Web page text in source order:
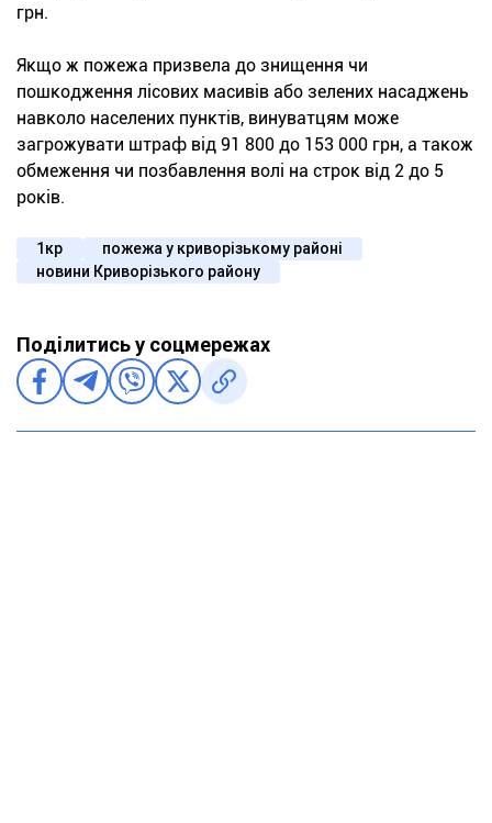
грн.
Якщо ж пожежа призвела до знищення чи
пошкодження лісових масивів або зелених насаджень
навколо населених пунктів, винуватцям може
загрожувати штраф від 91 800 до 153 000 грн, а також
обмеження чи позбавлення волі на строк від 2 до 5
років.
1кр
пожежа у криворізькому районі
новини Криворізького району
Поділитись у соцмережах